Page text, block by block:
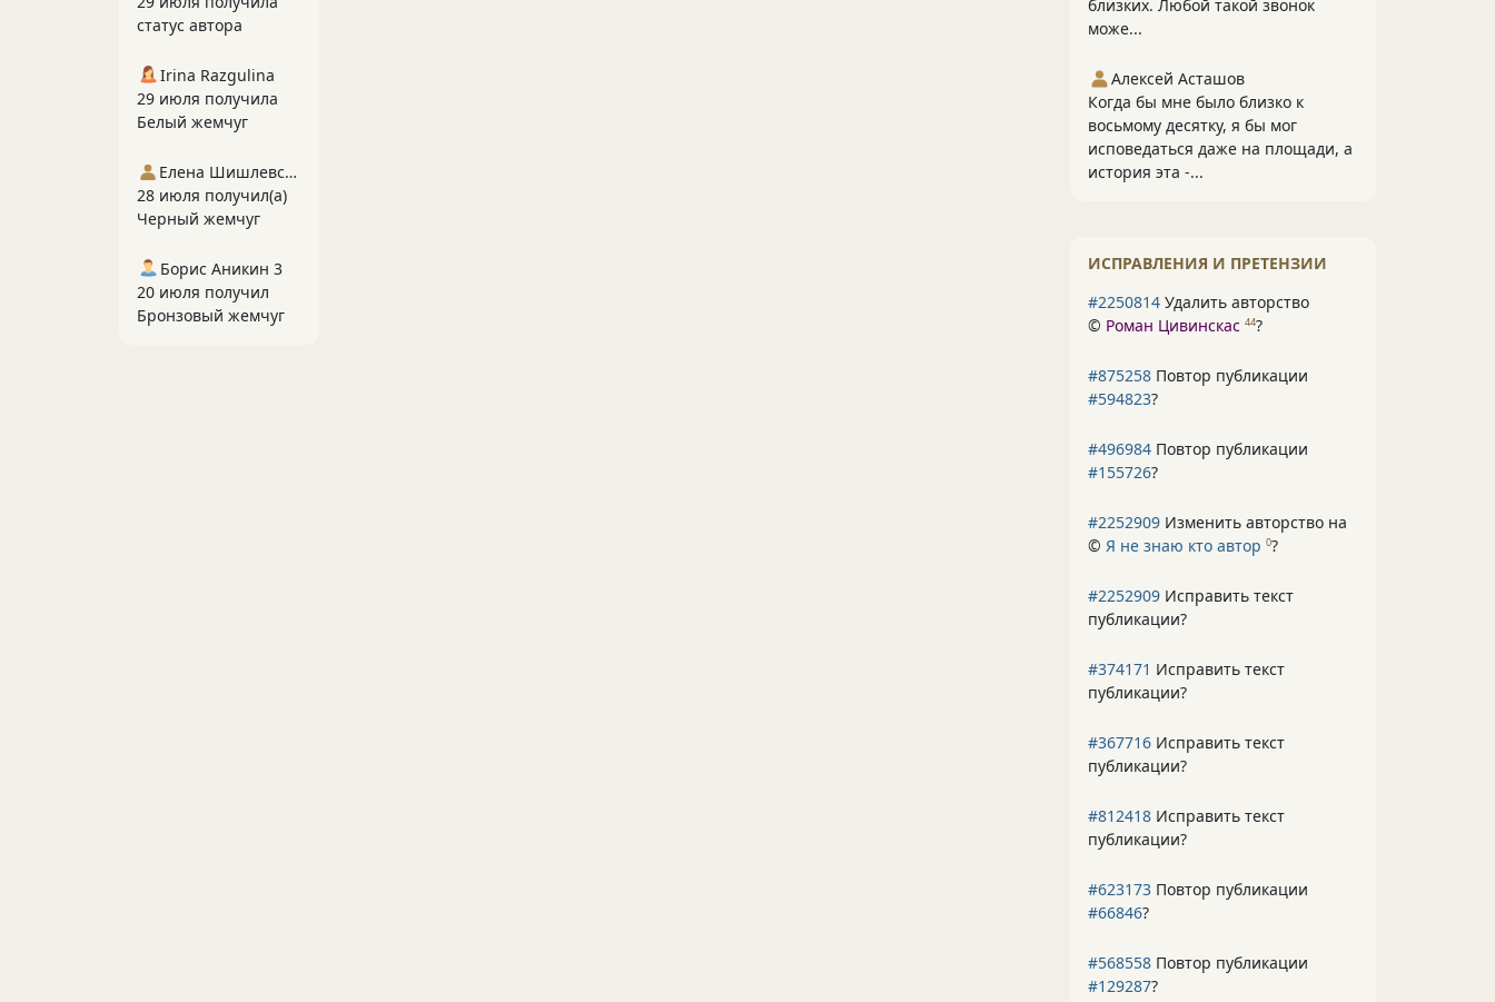
близких. Любой такой звонок
може...
Алексей Асташов
Когда бы мне было близко к
восьмому десятку, я бы мог
исповедаться даже на площади, а
история эта -...
ИСПРАВЛЕНИЯ И ПРЕТЕНЗИИ
#2250814 Удалить авторство
© Роман Цивинскас 44?
#875258 Повтор публикации
#594823?
#496984 Повтор публикации
#155726?
#2252909 Изменить авторство на
© Я не знаю кто автор 0?
#2252909 Исправить текст
публикации?
#374171 Исправить текст
публикации?
#367716 Исправить текст
публикации?
#812418 Исправить текст
публикации?
#623173 Повтор публикации
#66846?
#568558 Повтор публикации
#129287?
статус автора
Irina Razgulina
29 июля получила
Белый жемчуг
Елена Шишлевская
28 июля получил(а)
Черный жемчуг
Борис Аникин 3
20 июля получил
Бронзовый жемчуг